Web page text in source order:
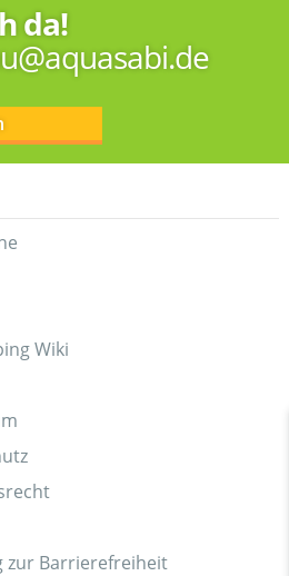
da!
Wiki
zur Barrierefreiheit